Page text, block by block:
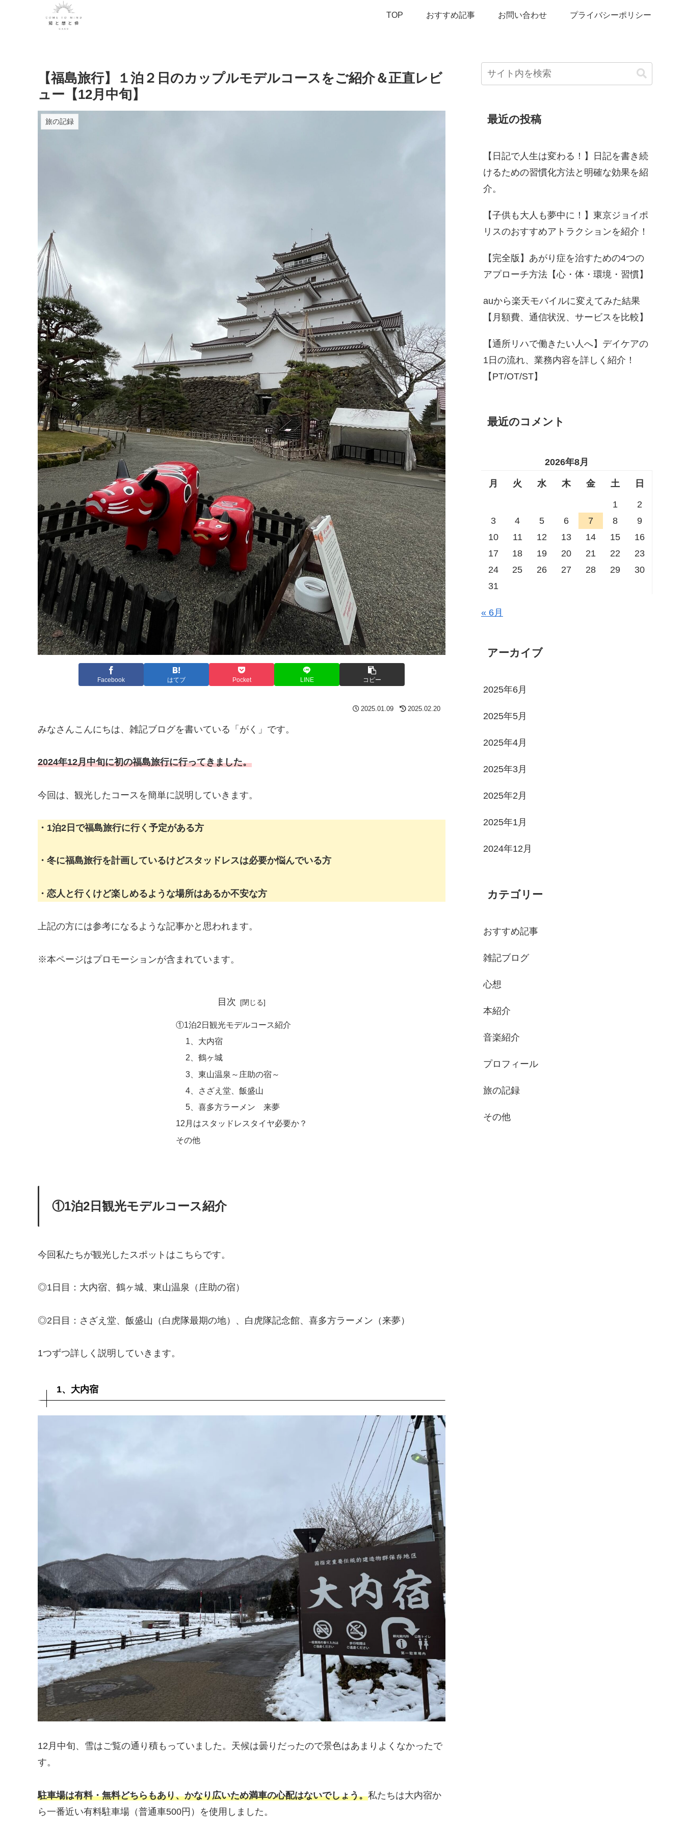
TOP おすすめ記事 お問い合わせ プライバシーポリシー
【福島旅行】１泊２日のカップルモデルコースをご紹介＆正直レビ
ュー【12月中旬】
旅の記録
Facebook はてブ Pocket LINE コピー
2025.01.09 2025.02.20
みなさんこんにちは、雑記ブログを書いている「がく」です。
2024年12月中旬に初の福島旅行に行ってきました。
今回は、観光したコースを簡単に説明していきます。
・1泊2日で福島旅行に行く予定がある方
・冬に福島旅行を計画しているけどスタッドレスは必要か悩んでいる方
・恋人と行くけど楽しめるような場所はあるか不安な方
上記の方には参考になるような記事かと思われます。
※本ページはプロモーションが含まれています。
目次
①1泊2日観光モデルコース紹介
1、大内宿
2、鶴ヶ城
3、東山温泉～庄助の宿～
4、さざえ堂、飯盛山
5、喜多方ラーメン 来夢
12月はスタッドレスタイヤ必要か？
その他
①1泊2日観光モデルコース紹介
今回私たちが観光したスポットはこちらです。
◎1日目：大内宿、鶴ヶ城、東山温泉（庄助の宿）
◎2日目：さざえ堂、飯盛山（白虎隊最期の地）、白虎隊記念館、喜多方ラーメン（来夢）
1つずつ詳しく説明していきます。
1、大内宿
12月中旬、雪はご覧の通り積もっていました。天候は曇りだったので景色はあまりよくなかったで
す。
駐車場は有料・無料どちらもあり、かなり広いため満車の心配はないでしょう。私たちは大内宿か
ら一番近い有料駐車場（普通車500円）を使用しました。
最近の投稿
【日記で人生は変わる！】日記を書き続
けるための習慣化方法と明確な効果を紹
介。
【子供も大人も夢中に！】東京ジョイポ
リスのおすすめアトラクションを紹介！
【完全版】あがり症を治すための4つの
アプローチ方法【心・体・環境・習慣】
auから楽天モバイルに変えてみた結果
【月額費、通信状況、サービスを比較】
【通所リハで働きたい人へ】デイケアの
1日の流れ、業務内容を詳しく紹介！
【PT/OT/ST】
最近のコメント
2026年8月
月 火 水 木 金 土 日
1
2
3
4 5 6 7 8
9
10
11 12 13 14 15
16
17
18 19 20 21 22
23
24
25 26 27 28 29
30
31
« 6月
アーカイブ
2025年6月
2025年5月
2025年4月
2025年3月
2025年2月
2025年1月
2024年12月
カテゴリー
おすすめ記事
雑記ブログ
心想
本紹介
音楽紹介
プロフィール
旅の記録
その他